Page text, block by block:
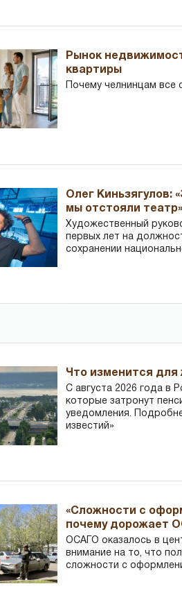
Рынок
квартиры
Почему челнинцам все
Олег Киньзягулов:
мы отстояли театр»
Художественный
первых лет на
сохранении
Что изменится для
С августа 2026 года в
которые затронут
уведомления.
известий»
«Сложности с
почему дорожает
ОСАГО оказалось в
внимание на то, что
сложности с